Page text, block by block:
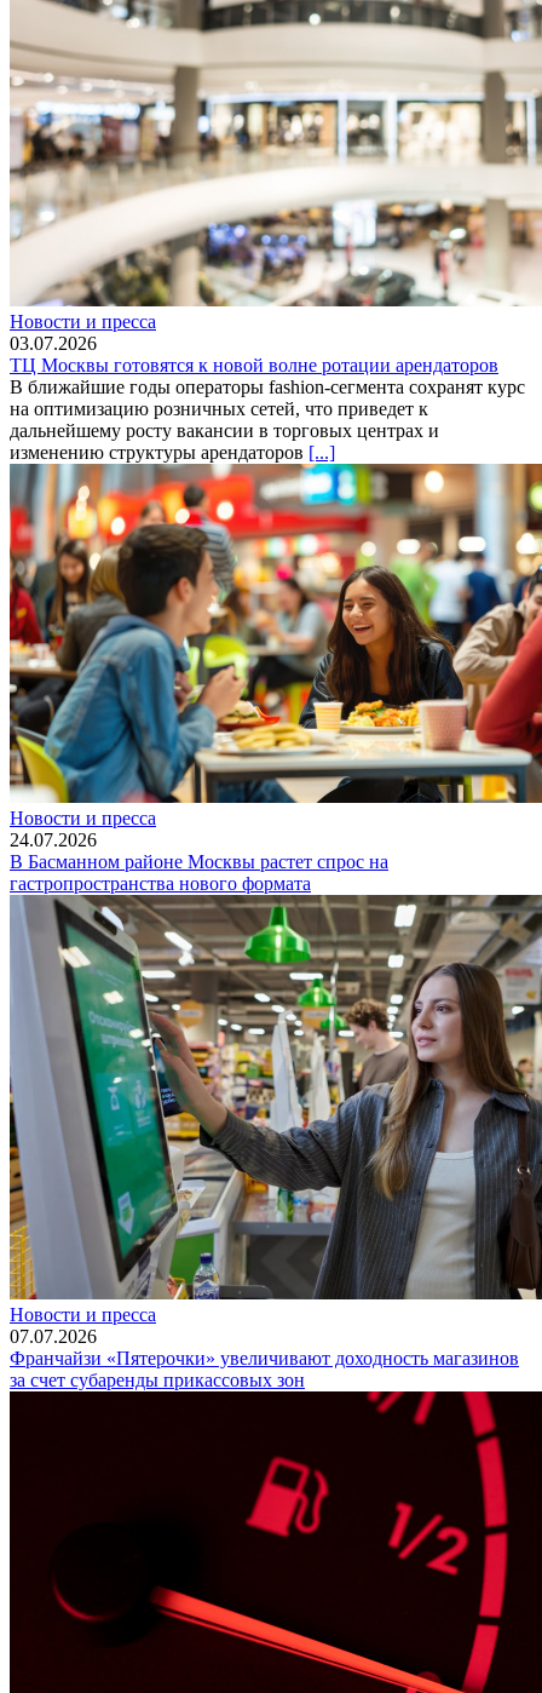
Новости и пресса
03.07.2026
ТЦ Москвы готовятся к новой волне ротации арендаторов
В ближайшие годы операторы fashion-сегмента сохранят курс
на оптимизацию розничных сетей, что приведет к
дальнейшему росту вакансии в торговых центрах и
изменению структуры арендаторов [...]
Новости и пресса
24.07.2026
В Басманном районе Москвы растет спрос на
гастропространства нового формата
Новости и пресса
07.07.2026
Франчайзи «Пятерочки» увеличивают доходность магазинов
за счет субаренды прикассовых зон